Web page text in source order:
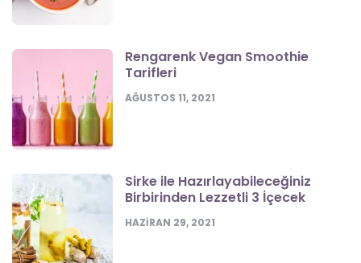
Rengarenk Vegan Smoothie
Tarifleri
AĞUSTOS 11, 2021
Sirke ile Hazırlayabileceğiniz
Birbirinden Lezzetli 3 İçecek
HAZIRAN 29, 2021